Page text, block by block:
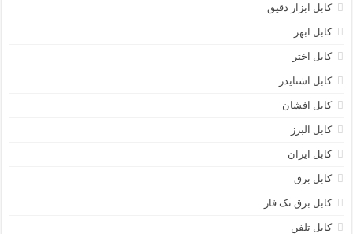
کابل ابزار دقیق
کابل ابهر
کابل اختر
کابل اشنایدر
کابل افشان
کابل البرز
کابل ایران
کابل برق
کابل برق تک فاز
کابل تلفن